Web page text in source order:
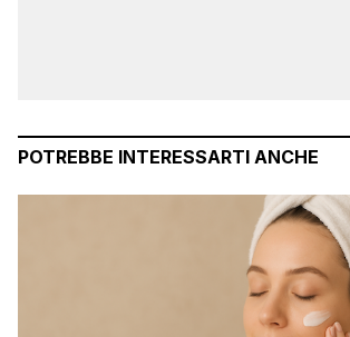
POTREBBE INTERESSARTI ANCHE